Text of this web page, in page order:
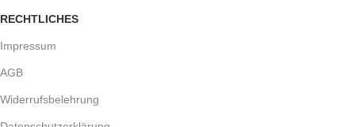
RECHTLICHES
Impressum
AGB
Widerrufsbelehrung